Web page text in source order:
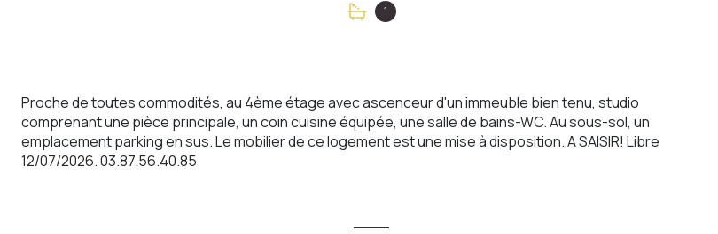
1
Proche de toutes commodités, au 4ème étage avec ascenceur d'un immeuble bien tenu, studio
comprenant une pièce principale, un coin cuisine équipée, une salle de bains-WC. Au sous-sol, un
emplacement parking en sus. Le mobilier de ce logement est une mise à disposition. A SAISIR! Libre
12/07/2026. 03.87.56.40.85